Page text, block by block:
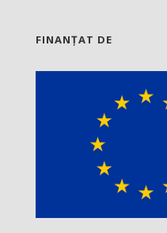
FINANȚAT DE